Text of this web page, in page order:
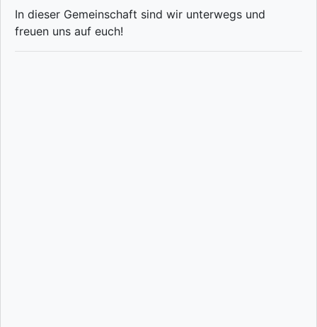
In dieser Gemeinschaft sind wir unterwegs und
freuen uns auf euch!